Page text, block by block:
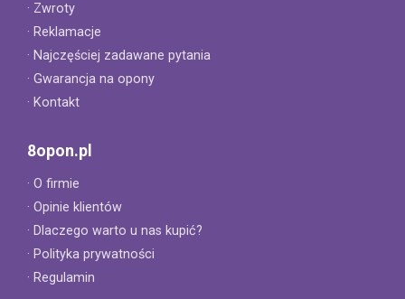
· Zwroty
· Reklamacje
· Najczęściej zadawane pytania
· Gwarancja na opony
· Kontakt
8opon.pl
· O firmie
· Opinie klientów
· Dlaczego warto u nas kupić?
· Polityka prywatności
· Regulamin